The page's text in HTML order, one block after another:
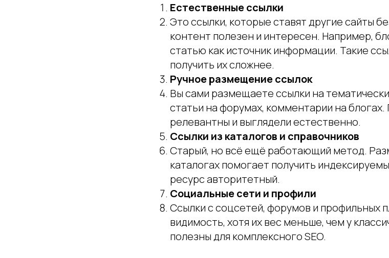
Естественные ссылки
Это ссылки, которые ставят другие сайты
контент полезен и интересен. Например,
статью как источник информации. Такие
получить их сложнее.
Ручное размещение ссылок
Вы сами размещаете ссылки на
статьи на форумах, комментарии на
релевантны и выглядели естественно.
Ссылки из каталогов и справочников
Старый, но всё ещё работающий метод.
каталогах помогает получить
ресурс авторитетный.
Социальные сети и профили
Ссылки с соцсетей, форумов и профильных
видимость, хотя их вес меньше, чем у
полезны для комплексного SEO.